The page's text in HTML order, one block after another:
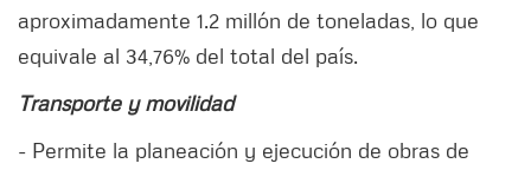
aproximadamente 1.2 millón de toneladas, lo que
equivale al 34,76% del total del país.
Transporte y movilidad
- Permite la planeación y ejecución de obras de